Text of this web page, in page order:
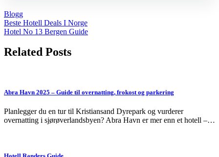
Blogg
Post
navigation
Beste Hotell Deals I Norge
Hotel No 13 Bergen Guide
Related Posts
Abra Havn 2025 – Guide til overnatting, frokost og parkering
Planlegger du en tur til Kristiansand Dyrepark og vurderer
overnatting i sjørøverlandsbyen? Abra Havn er mer enn et hotell –…